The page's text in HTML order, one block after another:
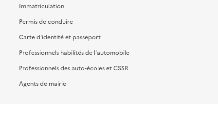
Immatriculation
Permis de conduire
Carte d'identité et passeport
Professionnels habilités de l'automobile
Professionnels des auto-écoles et CSSR
Agents de mairie